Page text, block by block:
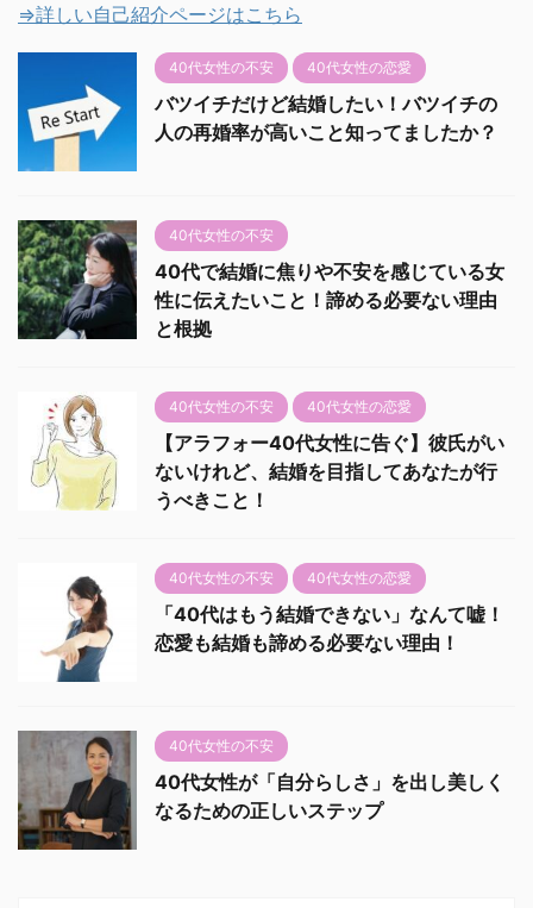
⇒詳しい自己紹介ページはこちら
40代女性の不安 40代女性の恋愛
バツイチだけど結婚したい！バツイチの
人の再婚率が高いこと知ってましたか？
40代女性の不安
40代で結婚に焦りや不安を感じている女
性に伝えたいこと！諦める必要ない理由
と根拠
40代女性の不安 40代女性の恋愛
【アラフォー40代女性に告ぐ】彼氏がい
ないけれど、結婚を目指してあなたが行
うべきこと！
40代女性の不安 40代女性の恋愛
「40代はもう結婚できない」なんて嘘！
恋愛も結婚も諦める必要ない理由！
40代女性の不安
40代女性が「自分らしさ」を出し美しく
なるための正しいステップ